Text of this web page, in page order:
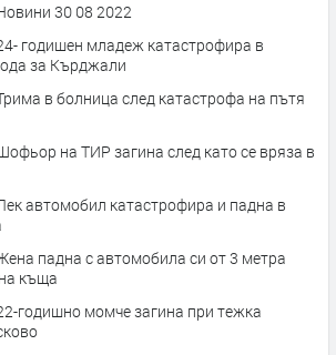
30 08 2022
годишен младеж катастрофира в
за Кърджали
в болница след катастрофа на пътя
на ТИР загина след като се вряза в
автомобил катастрофира и падна в
падна с автомобила си от 3 метра
къща
годишно момче загина при тежка